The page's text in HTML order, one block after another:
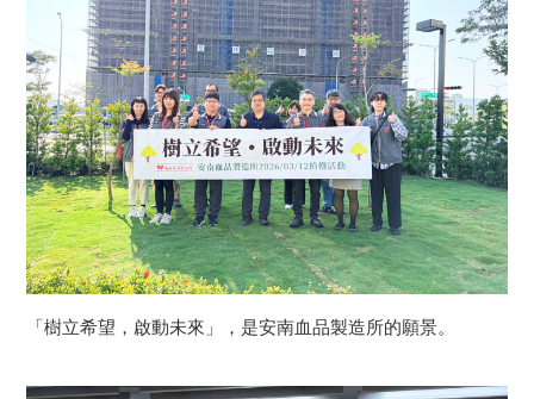
「樹立希望，啟動未來」，是安南血品製造所的願景。